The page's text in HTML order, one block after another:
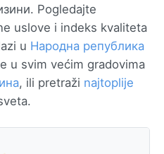
Pogledajte
uslove i indeks kvaliteta
u Народна република
u svim većim gradovima
, ili pretraži najtoplije